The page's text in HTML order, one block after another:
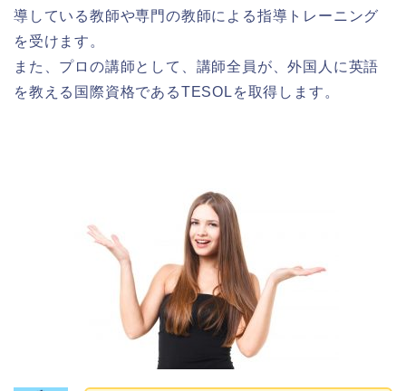
導している教師や専門の教師による指導トレーニング
を受けます。
また、プロの講師として、講師全員が、外国人に英語
を教える国際資格であるTESOLを取得します。